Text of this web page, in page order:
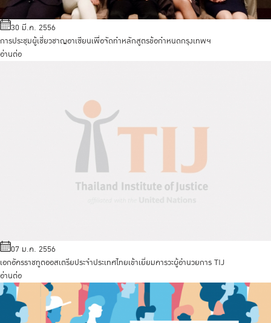
30 มี.ค. 2556
การประชุมผู้เชี่ยวชาญอาเซียนเพื่อจัดทำหลักสูตรข้อกำหนดกรุงเทพฯ
อ่านต่อ
07 ม.ค. 2556
เอกอัครราชทูตออสเตรียประจำประเทศไทยเข้าเยี่ยมคารวะผู้อำนวยการ TIJ
อ่านต่อ